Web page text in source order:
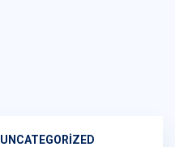
UNCATEGORIZED